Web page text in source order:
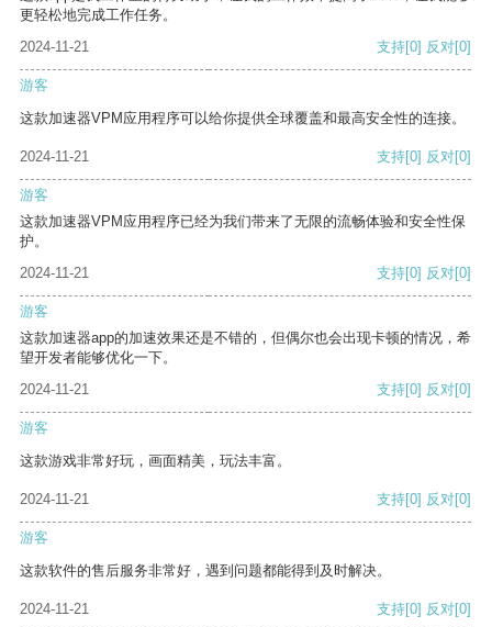
更轻松地完成工作任务。
2024-11-21
支持[0] 反对[0]
游客
这款加速器VPM应用程序可以给你提供全球覆盖和最高安全性的连接。
2024-11-21 支持[0] 反对[0]
游客
这款加速器VPM应用程序已经为我们带来了无限的流畅体验和安全性保
护。
2024-11-21
支持[0] 反对[0]
游客
这款加速器app的加速效果还是不错的，但偶尔也会出现卡顿的情况，希
望开发者能够优化一下。
2024-11-21
支持[0] 反对[0]
游客
这款游戏非常好玩，画面精美，玩法丰富。
2024-11-21 支持[0] 反对[0]
游客
这款软件的售后服务非常好，遇到问题都能得到及时解决。
2024-11-21 支持[0] 反对[0]